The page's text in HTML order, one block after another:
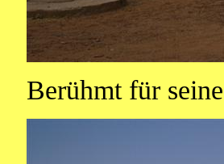
Berühmt für